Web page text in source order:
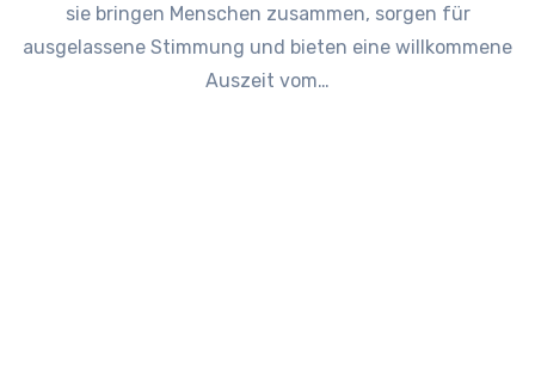
sie bringen Menschen zusammen, sorgen für
ausgelassene Stimmung und bieten eine willkommene
Auszeit vom…